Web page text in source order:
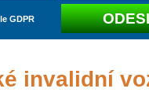
GDPR
invalidní